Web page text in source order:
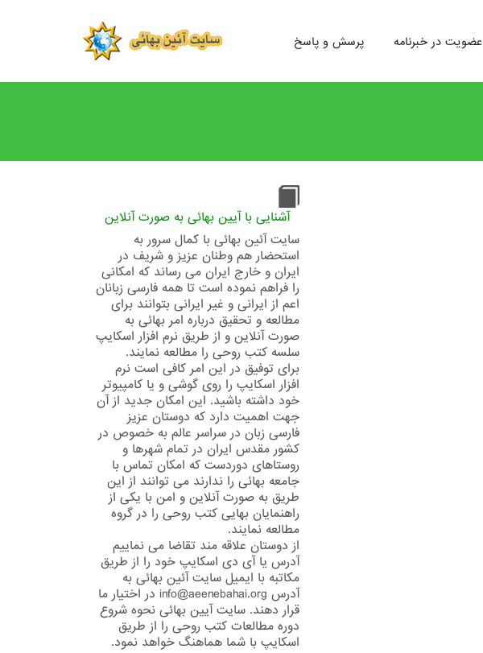
پرسش و پاسخ عضویت در خبرنامه
آشنایی با آیین بهائی به صورت آنلاین
سایت آئین بهائی با کمال سرور به
استحضار هم وطنان عزیز و شریف در
ایران و خارج ایران می رساند که امکانی
را فراهم نموده است تا همه فارسی زبانان
اعم از ایرانی و غیر ایرانی بتوانند برای
مطالعه و تحقیق درباره امر بهائی به
صورت آنلاین و از طریق نرم افزار اسکایپ
سلسه کتب روحی را مطالعه نمایند.
برای توفیق در این امر کافی است نرم
افزار اسکایپ را روی گوشی و یا کامپیوتر
خود داشته باشید. این امکان جدید از آن
جهت اهمیت دارد که دوستان عزیز
فارسی زبان در سراسر عالم به خصوص در
کشور مقدس ایران در تمام شهرها و
روستاهای دوردست که امکان تماس با
جامعه بهائی را ندارند می توانند از این
طریق به صورت آنلاین و امن با یکی از
راهنمایان بهایی کتب روحی را در گروه
مطالعه نمایند.
از دوستان علاقه مند تقاضا می نماییم
آدرس یا آی دی اسکایپ خود را از طریق
مکاتبه با ایمیل سایت آئین بهائی به
آدرس info@aeenebahai.org در اختیار ما
قرار دهند. سایت آیین بهائی نحوه شروع
دوره مطالعات کتب روحی را از طریق
اسکایپ با شما هماهنگ خواهد نمود.